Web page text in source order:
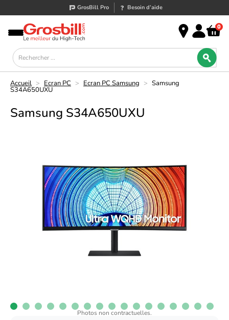
GrosBill Pro Besoin d’aide
0
Accueil > Ecran PC > Ecran PC Samsung > Samsung
S34A650UXU
Samsung S34A650UXU
Photos non contractuelles.